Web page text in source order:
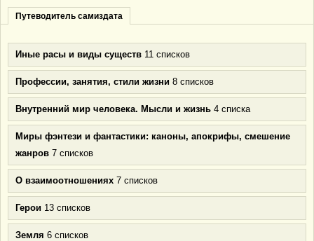
Путеводитель самиздата
Иные расы и виды существ 11 списков
Профессии, занятия, стили жизни 8 списков
Внутренний мир человека. Мысли и жизнь 4 списка
Миры фэнтези и фантастики: каноны, апокрифы, смешение
жанров 7 списков
О взаимоотношениях 7 списков
Герои 13 списков
Земля 6 списков